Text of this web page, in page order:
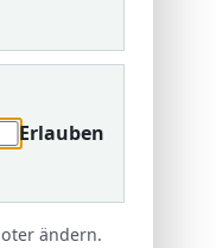
Erlauben
ändern.